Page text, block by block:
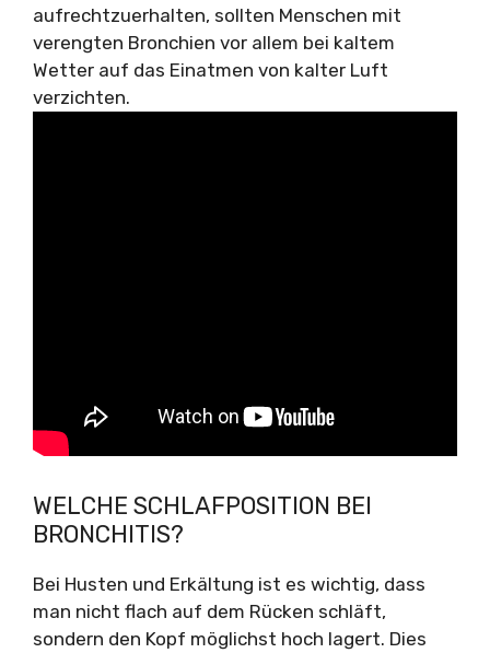
aufrechtzuerhalten, sollten Menschen mit
verengten Bronchien vor allem bei kaltem
Wetter auf das Einatmen von kalter Luft
verzichten.
WELCHE SCHLAFPOSITION BEI
BRONCHITIS?
Bei Husten und Erkältung ist es wichtig, dass
man nicht flach auf dem Rücken schläft,
sondern den Kopf möglichst hoch lagert. Dies